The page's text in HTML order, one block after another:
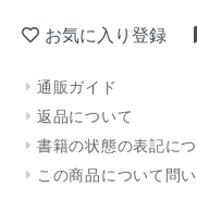
お気に入り登録
通販ガイド
返品について
書籍の状態の表記に
この商品について問